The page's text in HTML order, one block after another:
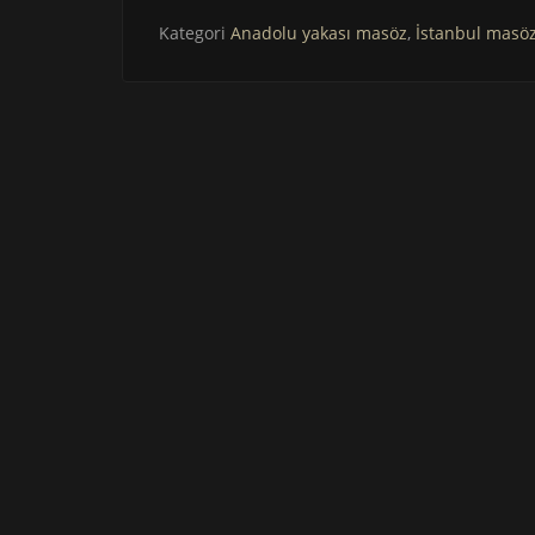
Kategori Anadolu yakası masöz, İstanbul